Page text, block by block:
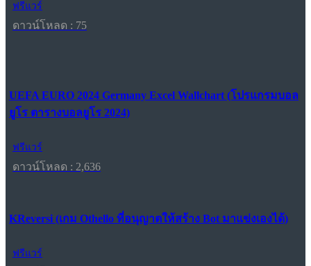
ฟรีแวร์
ดาวน์โหลด : 75
UEFA EURO 2024 Germany Excel Wallchart (โปรแกรมบอล
ยูโร ตารางบอลยูโร 2024)
ฟรีแวร์
ดาวน์โหลด : 2,636
KReversi (เกม Othello ที่อนุญาตให้สร้าง Bot มาแข่งเองได้)
ฟรีแวร์